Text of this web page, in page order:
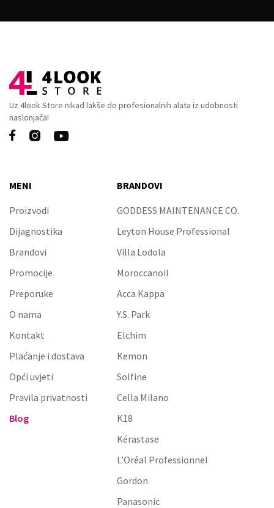
Uz 4look Store nikad lakše do profesionalnih alata iz udobnosti
naslonjača!
  
MENI
Proizvodi
Dijagnostika
Brandovi
Promocije
Preporuke
O nama
Kontakt
Plaćanje i dostava
Opći uvjeti
Pravila privatnosti
Blog
BRANDOVI
GODDESS MAINTENANCE CO.
Leyton House Professional
Villa Lodola
Moroccanoil
Acca Kappa
Y.S. Park
Elchim
Kemon
Solfine
Cella Milano
K18
Kérastase
L’Oréal Professionnel
Gordon
Panasonic